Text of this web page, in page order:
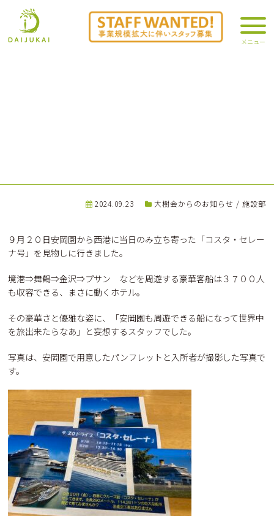
2024.09.23 大樹会からのお知らせ / 施設部
９月２０日安岡園から西港に当日のみ立ち寄った「コスタ・セレー
ナ号」を見物しに行きました。
境港⇒舞鶴⇒金沢⇒プサン などを周遊する豪華客船は３７００人
も収容できる、まさに動くホテル。
その豪華さと優雅な姿に、「安岡園も周遊できる船になって世界中
を旅出来たらなあ」と妄想するスタッフでした。
写真は、安岡園で用意したパンフレットと入所者が撮影した写真で
す。